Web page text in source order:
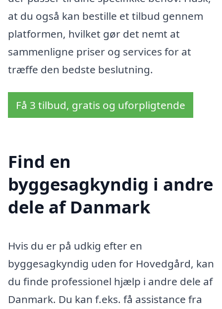
at du også kan bestille et tilbud gennem
platformen, hvilket gør det nemt at
sammenligne priser og services for at
træffe den bedste beslutning.
Få 3 tilbud, gratis og uforpligtende
Find en
byggesagkyndig i andre
dele af Danmark
Hvis du er på udkig efter en
byggesagkyndig uden for Hovedgård, kan
du finde professionel hjælp i andre dele af
Danmark. Du kan f.eks. få assistance fra